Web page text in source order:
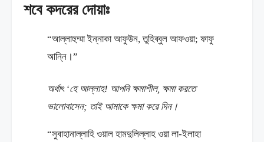
শবে কদরের দোয়াঃ
“আল্লাহুম্মা ইন্নাকা আফুউন, তুহিব্বুল আফওয়া; ফাফু
আন্নি।”
অর্থাৎ ‘হে আল্লাহ! আপনি ক্ষমাশীল, ক্ষমা করতে
ভালোবাসেন; তাই আমাকে ক্ষমা করে দিন।
“সুবাহানাল্লাহি ওয়াল হামদুলিল্লাহ ওয়া লা-ইলাহা